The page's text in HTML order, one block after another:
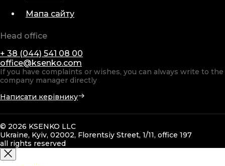
Мапа сайту
Head office
+ 38 (044) 541 08 00
office@ksenko.com
If you have complaints or wishes, you can always write to the
company manager directly
Написати керівнику
© 2026 KSENKO LLC
Ukraine, Kyiv, 02002, Florentsiy Street, 1/11, office 197
all rights reserved